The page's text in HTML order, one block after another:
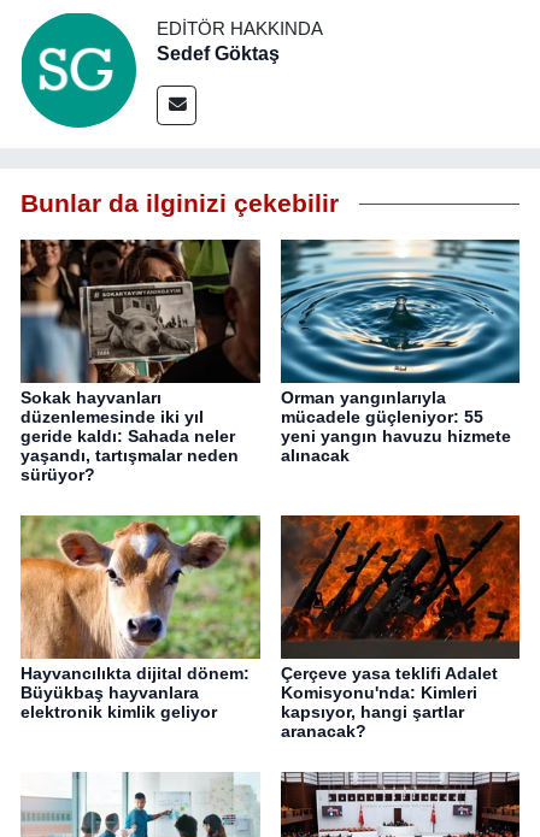
EDITÖR HAKKINDA
Sedef Göktaş
Bunlar da ilginizi çekebilir
Sokak hayvanları
düzenlemesinde iki yıl
geride kaldı: Sahada neler
yaşandı, tartışmalar neden
sürüyor?
Orman yangınlarıyla
mücadele güçleniyor: 55
yeni yangın havuzu hizmete
alınacak
Hayvancılıkta dijital dönem:
Büyükbaş hayvanlara
elektronik kimlik geliyor
Çerçeve yasa teklifi Adalet
Komisyonu'nda: Kimleri
kapsıyor, hangi şartlar
aranacak?